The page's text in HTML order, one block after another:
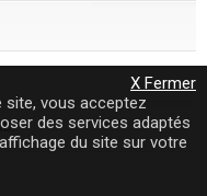
X Fermer
site, vous acceptez
des services adaptés
du site sur votre